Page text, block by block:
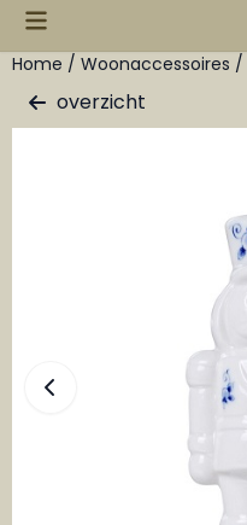
Home / Woonaccessoires /
overzicht